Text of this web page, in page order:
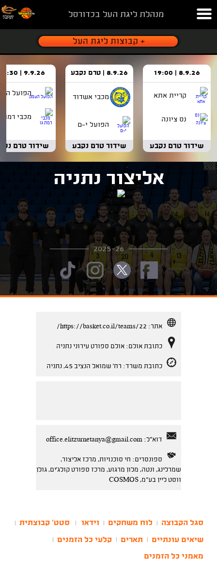
מנהלת ליגת העל בכדורסל
8.9.26 | 19:00
קריית אתא
נס ציונה
שידור טרם נקבע
8.9.26 | טרם נקבע
מכבי אשדוד
הפועל י-ם
שידור טרם נקבע
9.9.26 | 18:30
הפועל
מכבי רמת
שידור טרם
אליצור נתניה
2025-26
אתר: https://basket.co.il/teams/22/
כתובת אולם: אולם ספורט עירוני נתניה
כתובת משרד: רח' שמואל הנציב 45, נתניה
דוא"ל: office.elitzurnetanya@gmail.com
ספונסרים: חי סוכנויות, מרכז אליצור,
שמרלינג, ונטה, מלון מרגוע, מרכז ספורט קולג'ים, גולן
ווסט ליין בע"מ, COSMOS
סגל הקבוצה לוח משחקים וידאו סטט' קבוצתית
שיאים עונתיים תארים קלעי כל הזמנים
מאמני כל הזמנים